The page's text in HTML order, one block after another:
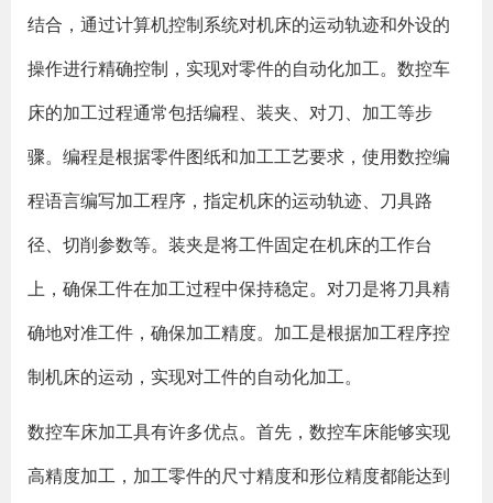
结合，通过计算机控制系统对机床的运动轨迹和外设的
操作进行精确控制，实现对零件的自动化加工。数控车
床的加工过程通常包括编程、装夹、对刀、加工等步
骤。编程是根据零件图纸和加工工艺要求，使用数控编
程语言编写加工程序，指定机床的运动轨迹、刀具路
径、切削参数等。装夹是将工件固定在机床的工作台
上，确保工件在加工过程中保持稳定。对刀是将刀具精
确地对准工件，确保加工精度。加工是根据加工程序控
制机床的运动，实现对工件的自动化加工。
数控车床加工具有许多优点。首先，数控车床能够实现
高精度加工，加工零件的尺寸精度和形位精度都能达到